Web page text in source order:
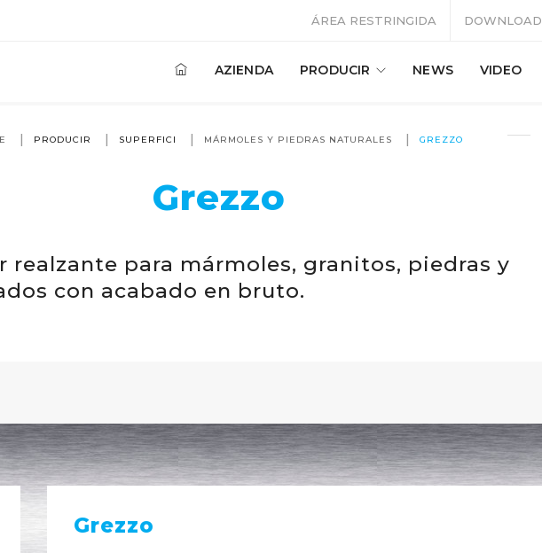
ÁREA RESTRINGIDA DOWNLOAD
AZIENDA PRODUCIR NEWS VIDEO
PRODUCIR SUPERFICI MÁRMOLES Y PIEDRAS NATURALES GREZZO
Grezzo
realzante para mármoles, granitos, piedras y
con acabado en bruto.
Grezzo